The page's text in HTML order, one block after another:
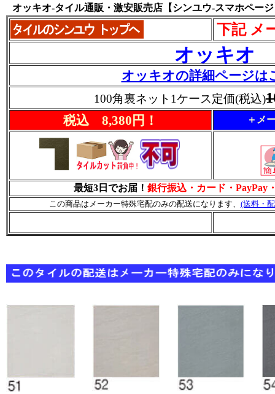
オッキオ-タイル通販・激安販売店【シンユウ-スマホペー
下記 メ
オッキオ
オッキオの詳細ページは
100角裏ネット1ケース定価(税込)
税込 8,380円！ ＋メ
最短3日でお届！ 銀行振込・カード・PayPay
この商品はメーカー特殊宅配のみの配送になります、 (送料・